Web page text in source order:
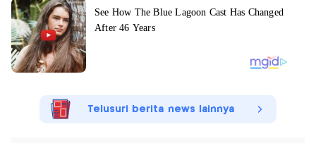
Telusuri berita news lainnya